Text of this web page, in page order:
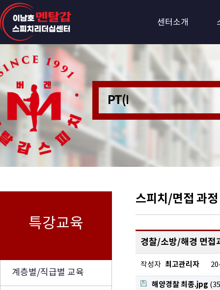
센터소개
PT(Personer
특강교육
계층별/직급별 교육
스피치/면접 과정
경찰/소방/해경 면접
작성자 최고관리자
해양경찰 최종.jpg